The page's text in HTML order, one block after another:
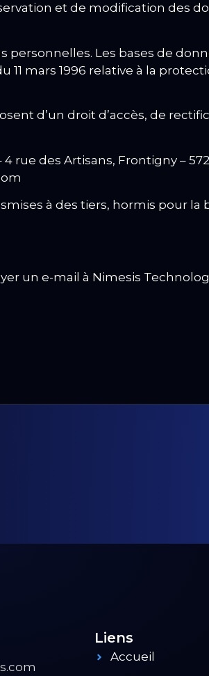
et de modification des
personnelles. Les bases de
mars 1996 relative à la
d’un droit d’accès, de
des Artisans, Frontigny –
à des tiers, hormis pour la
un e-mail à Nimesis
Liens
Accueil